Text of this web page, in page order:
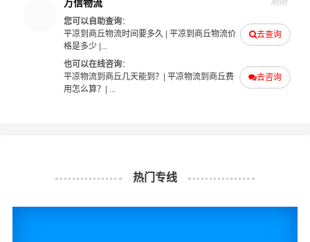
电仪
元/票
元/公斤
元/立方
电仪
天
平凉
崆峒区,泾川县,灵台县,崇信县,庄浪县,静宁县,华亭
备注
1、以上平凉至商丘物流运费仅为站到站报价(不含取货送货
方客服实际报价单为准！
万信物流 刚刚
去查询
您可以自助查询：
平凉到商丘物流时间要多久
平凉到商丘物流价
格是多少|...
去咨询
也可以在线咨询：
平凉物流到商丘几天能到？
平凉物流到商丘费
用怎么算？
| ...
热门专线